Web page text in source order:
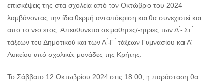
επισκέψεις της στα σχολεία από τον Οκτώβριο του 2024
λαμβάνοντας την ίδια θερμή ανταπόκριση και θα συνεχιστεί και
από το νέο έτος. Απευθύνεται σε μαθητές/-ήτριες των Δ ́- Στ ́
τάξεων του Δημοτικού και των Α ́-Γ ́ τάξεων Γυμνασίου και Α’
Λυκείου από σχολικές μονάδες της Κρήτης.
Το Σάββατο 12 Οκτωβρίου 2024 στις 18.00 , η παράσταση θα